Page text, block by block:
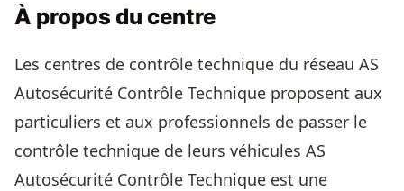
À propos du centre
Les centres de contrôle technique du réseau AS
Autosécurité Contrôle Technique proposent aux
particuliers et aux professionnels de passer le
contrôle technique de leurs véhicules AS
Autosécurité Contrôle Technique est une